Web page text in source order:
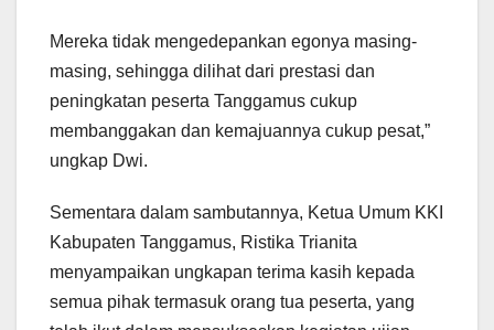
Mereka tidak mengedepankan egonya masing-
masing, sehingga dilihat dari prestasi dan
peningkatan peserta Tanggamus cukup
membanggakan dan kemajuannya cukup pesat,”
ungkap Dwi.
Sementara dalam sambutannya, Ketua Umum KKI
Kabupaten Tanggamus, Ristika Trianita
menyampaikan ungkapan terima kasih kepada
semua pihak termasuk orang tua peserta, yang